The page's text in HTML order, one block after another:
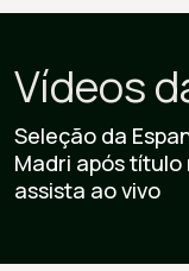
Vídeos
Ver vídeo
Seleção da
Madri após título
assista ao vivo